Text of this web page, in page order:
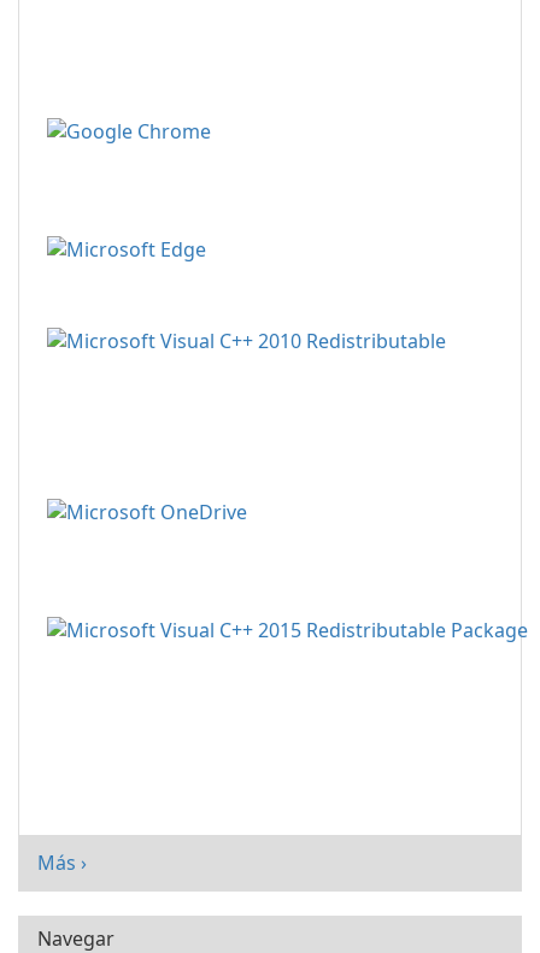
Más ›
Navegar